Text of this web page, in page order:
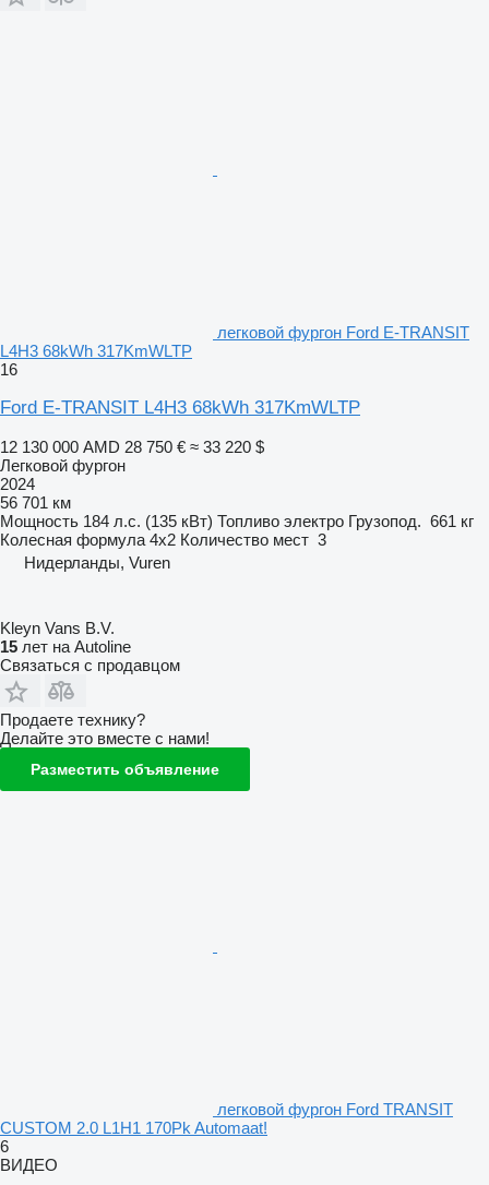
легковой фургон Ford E-TRANSIT
L4H3 68kWh 317KmWLTP
16
Ford E-TRANSIT L4H3 68kWh 317KmWLTP
12 130 000 AMD 28 750 € ≈ 33 220 $
Легковой фургон
2024
56 701 км
Мощность 184 л.с. (135 кВт) Топливо электро Грузопод. 661 кг
Колесная формула 4x2 Количество мест 3
Нидерланды, Vuren
Kleyn Vans B.V.
15 лет на Autoline
Связаться с продавцом
Продаете технику?
Делайте это вместе с нами!
Разместить объявление
легковой фургон Ford TRANSIT
CUSTOM 2.0 L1H1 170Pk Automaat!
6
ВИДЕО